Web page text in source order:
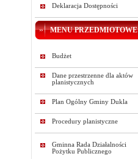
Deklaracja Dostępności
MENU PRZEDMIOTOWE
Budżet
Dane przestrzenne dla aktów
planistycznych
Plan Ogólny Gminy Dukla
Procedury planistyczne
Gminna Rada Działalności
Pożytku Publicznego